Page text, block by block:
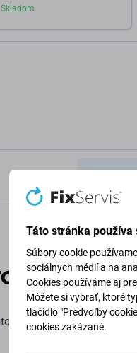
Skladom
Moto E5
E5 XT1944 nafúkla
Táto stránka používa
Súbory cookie
sociálnych médií a na
Cookies používáme aj
Môžete si vybrať, ktoré
tlačidlo "Predvoľby
cookies zakázané.